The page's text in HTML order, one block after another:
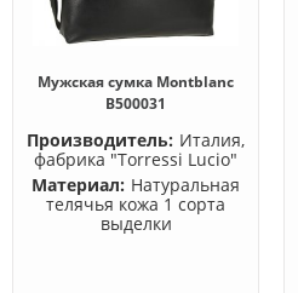
Мужская сумка Montblanc
B500031
Производитель: Италия,
фабрика "Torressi Lucio"
Материал: Натуральная
телячья кожа 1 сорта
выделки